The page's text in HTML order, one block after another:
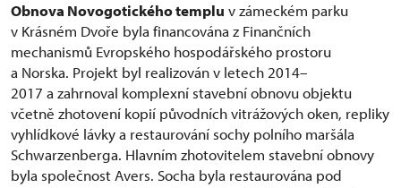
Obnova Novogotického templu v zámeckém parku
v Krásném Dvoře byla financována z Finančních
mechanismů Evropského hospodářského prostoru
a Norska. Projekt byl realizován v letech 2014–
2017 a zahrnoval komplexní stavební obnovu objektu
včetně zhotovení kopií původních vitrážových oken, repliky
vyhlídkové lávky a restaurování sochy polního maršála
Schwarzenberga. Hlavním zhotovitelem stavební obnovy
byla společnost Avers. Socha byla restaurována pod